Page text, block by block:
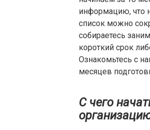
информацию, что
список можно
собираетесь
короткий срок
Ознакомьтесь с
месяцев
С чего